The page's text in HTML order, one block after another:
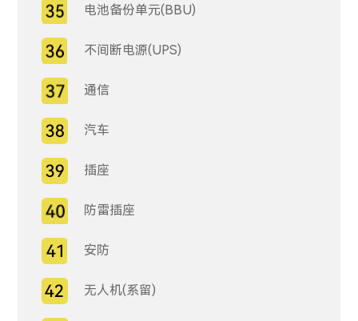
电池备份单元(BBU)
不间断电源(UPS)
通信
汽车
插座
防雷插座
安防
无人机(系留)